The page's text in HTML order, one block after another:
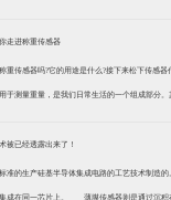
走进称重传感器
传感器吗?它的用途是什么?接下来松下传感器
测量重量，是我们日常生活的一个组成部分。
成。弹性体通常由钢
被已经透露出来了！
的生产硅基半导体集成电路的工艺技术制造的
成在同一芯片上。 薄膜传感器则是通过沉积